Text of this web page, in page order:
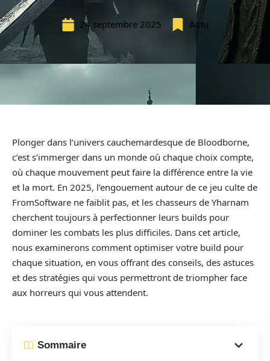
24 septembre 2025 Actu
Plonger dans l’univers cauchemardesque de Bloodborne,
c’est s’immerger dans un monde où chaque choix compte,
où chaque mouvement peut faire la différence entre la vie
et la mort. En 2025, l’engouement autour de ce jeu culte de
FromSoftware ne faiblit pas, et les chasseurs de Yharnam
cherchent toujours à perfectionner leurs builds pour
dominer les combats les plus difficiles. Dans cet article,
nous examinerons comment optimiser votre build pour
chaque situation, en vous offrant des conseils, des astuces
et des stratégies qui vous permettront de triompher face
aux horreurs qui vous attendent.
Sommaire